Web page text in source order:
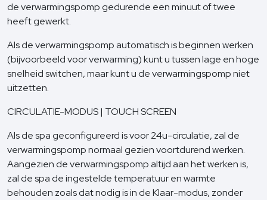
de verwarmingspomp gedurende een minuut of twee
heeft gewerkt.
Als de verwarmingspomp automatisch is beginnen werken
(bijvoorbeeld voor verwarming) kunt u tussen lage en hoge
snelheid switchen, maar kunt u de verwarmingspomp niet
uitzetten.
CIRCULATIE-MODUS | TOUCH SCREEN
Als de spa geconfigureerd is voor 24u-circulatie, zal de
verwarmingspomp normaal gezien voortdurend werken.
Aangezien de verwarmingspomp altijd aan het werken is,
zal de spa de ingestelde temperatuur en warmte
behouden zoals dat nodig is in de Klaar-modus, zonder